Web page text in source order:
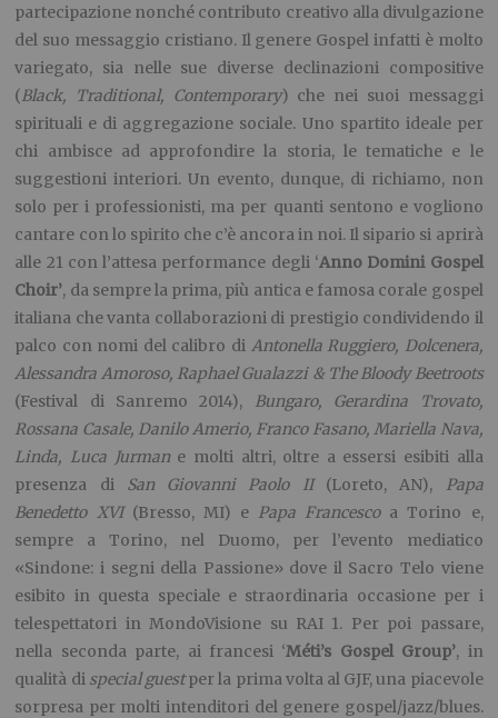
partecipazione nonché contributo creativo alla divulgazione
del suo messaggio cristiano. Il genere Gospel infatti è molto
variegato, sia nelle sue diverse declinazioni compositive
(Black, Traditional, Contemporary) che nei suoi messaggi
spirituali e di aggregazione sociale. Uno spartito ideale per
chi ambisce ad approfondire la storia, le tematiche e le
suggestioni interiori. Un evento, dunque, di richiamo, non
solo per i professionisti, ma per quanti sentono e vogliono
cantare con lo spirito che c’è ancora in noi. Il sipario si aprirà
alle 21 con l’attesa performance degli ‘Anno Domini Gospel
Choir’, da sempre la prima, più antica e famosa corale gospel
italiana che vanta collaborazioni di prestigio condividendo il
palco con nomi del calibro di Antonella Ruggiero, Dolcenera,
Alessandra Amoroso, Raphael Gualazzi & The Bloody Beetroots
(Festival di Sanremo 2014), Bungaro, Gerardina Trovato,
Rossana Casale, Danilo Amerio, Franco Fasano, Mariella Nava,
Linda, Luca Jurmane molti altri, oltre a essersi esibiti alla
presenza di San Giovanni Paolo II(Loreto, AN), Papa
Benedetto XVI(Bresso, MI) e Papa Francescoa Torino e,
sempre a Torino, nel Duomo, per l’evento mediatico
«Sindone: i segni della Passione» dove il Sacro Telo viene
esibito in questa speciale e straordinaria occasione per i
telespettatori in MondoVisione su RAI 1. Per poi passare,
nella seconda parte, ai francesi ‘Méti’s Gospel Group’, in
qualità di special guestper la prima volta al GJF, una piacevole
sorpresa per molti intenditori del genere gospel/jazz/blues.